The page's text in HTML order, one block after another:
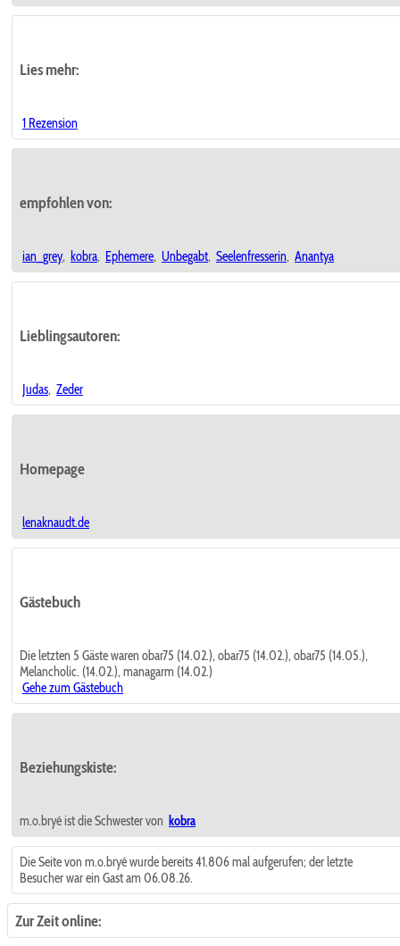
Lies mehr:
1 Rezension
empfohlen von:
ian_grey, kobra, Ephemere, Unbegabt, Seelenfresserin, Anantya
Lieblingsautoren:
Judas, Zeder
Homepage
lenaknaudt.de
Gästebuch
Die letzten 5 Gäste waren obar75 (14.02.), obar75 (14.02.), obar75 (14.05.),
Melancholic. (14.02.), managarm (14.02.)
Gehe zum Gästebuch
Beziehungskiste:
m.o.bryé ist die Schwester von kobra
Die Seite von m.o.bryé wurde bereits 41.806 mal aufgerufen; der letzte
Besucher war ein Gast am 06.08.26.
Zur Zeit online: